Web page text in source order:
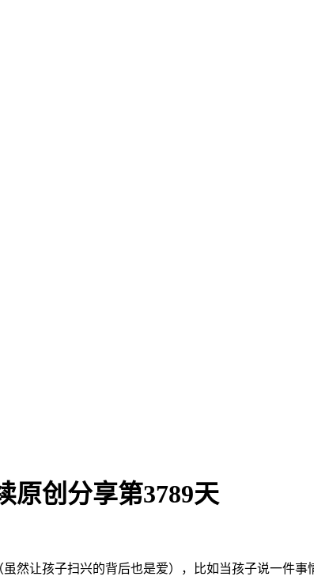
原创分享第3789天
然让孩子扫兴的背后也是爱），比如当孩子说一件